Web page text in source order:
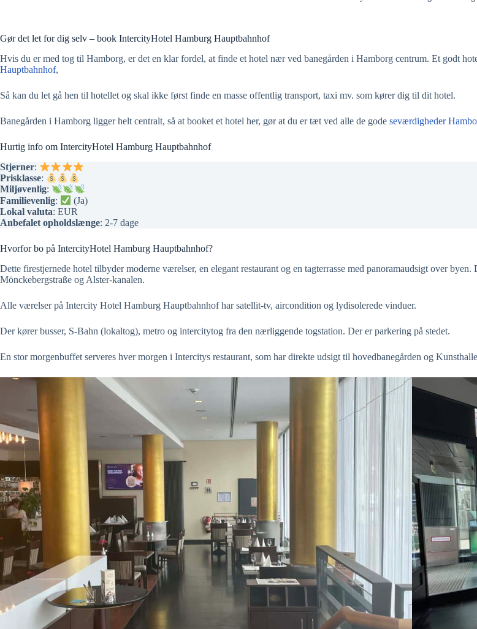
Gør det let for dig selv – book IntercityHotel Hamburg Hauptbahnhof
Hvis du er med tog til Hamborg, er det en klar fordel, at finde et hotel nær ved banegården i Hamborg centrum. Et godt
Hauptbahnhof,
Så kan du let gå hen til hotellet og skal ikke først finde en masse offentlig transport, taxi mv. som kører dig til dit hotel.
Banegården i Hamborg ligger helt centralt, så at booket et hotel her, gør at du er tæt ved alle de gode seværdigheder
Hurtig info om IntercityHotel Hamburg Hauptbahnhof
Stjerner:
Prisklasse:
Miljøvenlig:
Familievenlig:
(Ja)
Lokal valuta: EUR
Anbefalet opholdslænge: 2-7 dage
Hvorfor bo på IntercityHotel Hamburg Hauptbahnhof?
Dette firestjernede hotel tilbyder moderne værelser, en elegant restaurant og en tagterrasse med panoramaudsigt over
Mönckebergstraße og Alster-kanalen.
Alle værelser på Intercity Hotel Hamburg Hauptbahnhof har satellit-tv, aircondition og lydisolerede vinduer.
Der kører busser, S-Bahn (lokaltog), metro og intercitytog fra den nærliggende togstation. Der er parkering på stedet.
En stor morgenbuffet serveres hver morgen i Intercitys restaurant, som har direkte udsigt til hovedbanegården og